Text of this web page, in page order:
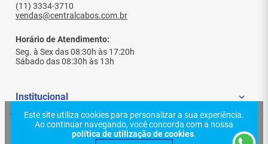
Este site utiliza cookies para personalizar a sua experiência.
Ao continuar navegando, você concorda com a nossa
política de utilização de cookies.
(11) 3334-3710
vendas@centralcabos.com.br
Horário de Atendimento:
Seg. à Sex das 08:30h às 17:20h
Sábado das 08:30h às 13h
Institucional
Quem Somos
Ajuda e Suporte